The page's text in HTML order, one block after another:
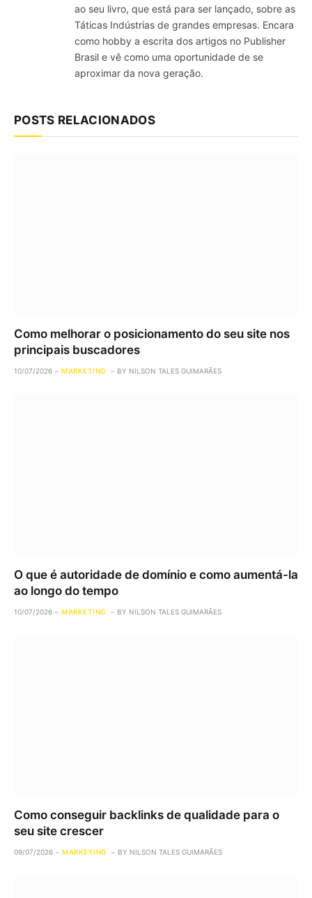
ao seu livro, que está para ser lançado, sobre as
Táticas Indústrias de grandes empresas. Encara
como hobby a escrita dos artigos no Publisher
Brasil e vê como uma oportunidade de se
aproximar da nova geração.
POSTS RELACIONADOS
Como melhorar o posicionamento do seu site nos
principais buscadores
10/07/2026 MARKETING BY NILSON TALES GUIMARÃES
O que é autoridade de domínio e como aumentá-la
ao longo do tempo
10/07/2026 MARKETING BY NILSON TALES GUIMARÃES
Como conseguir backlinks de qualidade para o
seu site crescer
09/07/2026 MARKETING BY NILSON TALES GUIMARÃES